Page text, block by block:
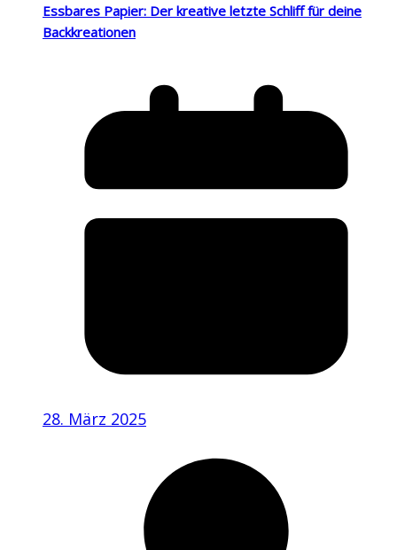
Essbares Papier: Der kreative letzte Schliff für deine
Backkreationen
28. März 2025